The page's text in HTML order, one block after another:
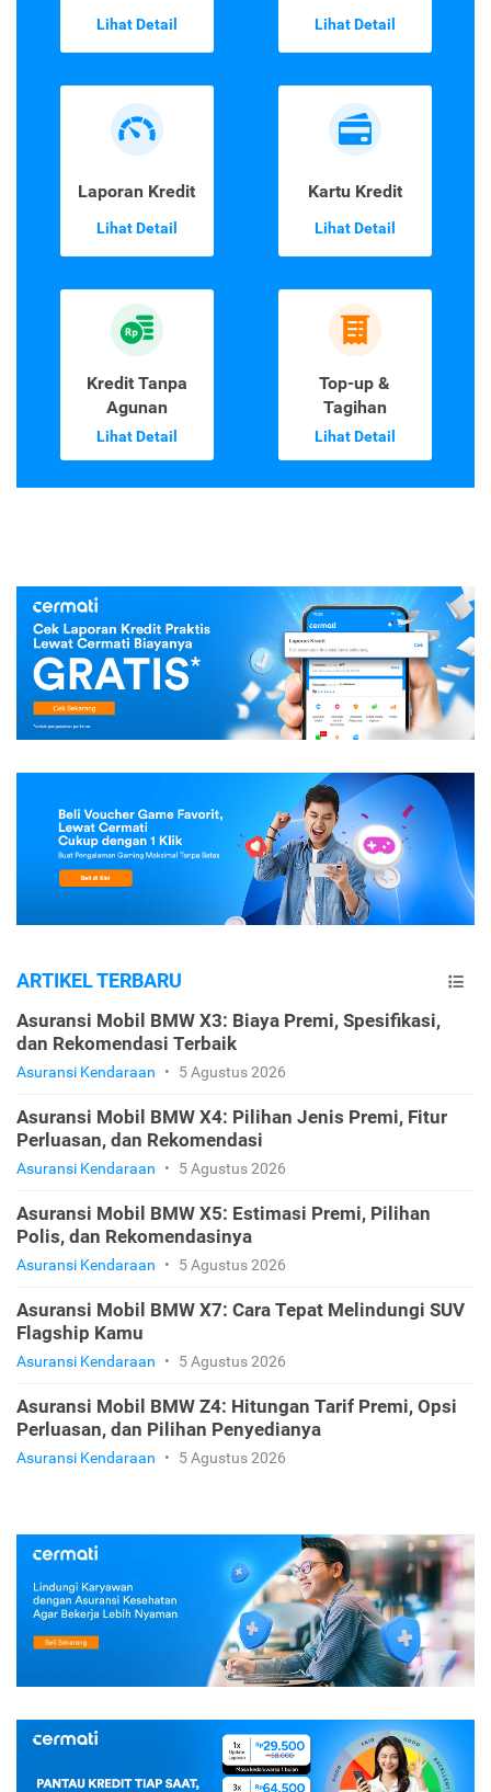
Lihat Detail Lihat Detail
Laporan Kredit
Lihat Detail
Kartu Kredit
Lihat Detail
Kredit Tanpa
Agunan
Lihat Detail
Top-up &
Tagihan
Lihat Detail
ARTIKEL TERBARU
Asuransi Mobil BMW X3: Biaya Premi, Spesifikasi,
dan Rekomendasi Terbaik
Asuransi Kendaraan • 5 Agustus 2026
Asuransi Mobil BMW X4: Pilihan Jenis Premi, Fitur
Perluasan, dan Rekomendasi
Asuransi Kendaraan • 5 Agustus 2026
Asuransi Mobil BMW X5: Estimasi Premi, Pilihan
Polis, dan Rekomendasinya
Asuransi Kendaraan • 5 Agustus 2026
Asuransi Mobil BMW X7: Cara Tepat Melindungi SUV
Flagship Kamu
Asuransi Kendaraan • 5 Agustus 2026
Asuransi Mobil BMW Z4: Hitungan Tarif Premi, Opsi
Perluasan, dan Pilihan Penyedianya
Asuransi Kendaraan • 5 Agustus 2026